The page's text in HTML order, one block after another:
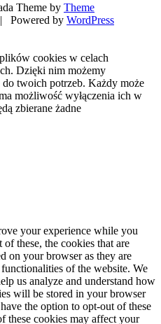
Theme by Theme
Powered by WordPress
cookies w celach
Dzięki nim możemy
twoich potrzeb. Każdy może
możliwość wyłączenia ich w
zbierane żadne
your experience while you
these, the cookies that are
on your browser as they are
of the website. We
us analyze and understand how
will be stored in your browser
the option to opt-out of these
these cookies may affect your